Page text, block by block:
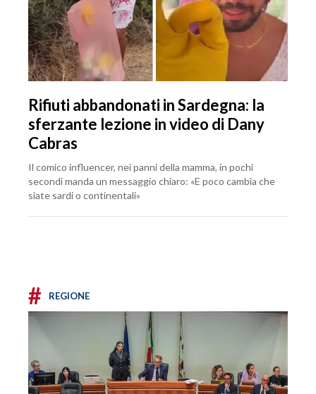
Rifiuti abbandonati in Sardegna: la
sferzante lezione in video di Dany
Cabras
Il comico influencer, nei panni della mamma, in pochi
secondi manda un messaggio chiaro: «E poco cambia che
siate sardi o continentali»
# REGIONE